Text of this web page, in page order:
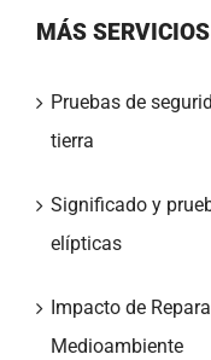
MÁS SERVICIOS
Pruebas de
tierra
Significado y
elípticas
Impacto de
Medioambiente